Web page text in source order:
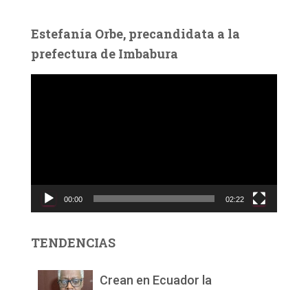
Estefanía Orbe, precandidata a la
prefectura de Imbabura
c
d
00:00 02:22
TENDENCIAS
Crean en Ecuador la